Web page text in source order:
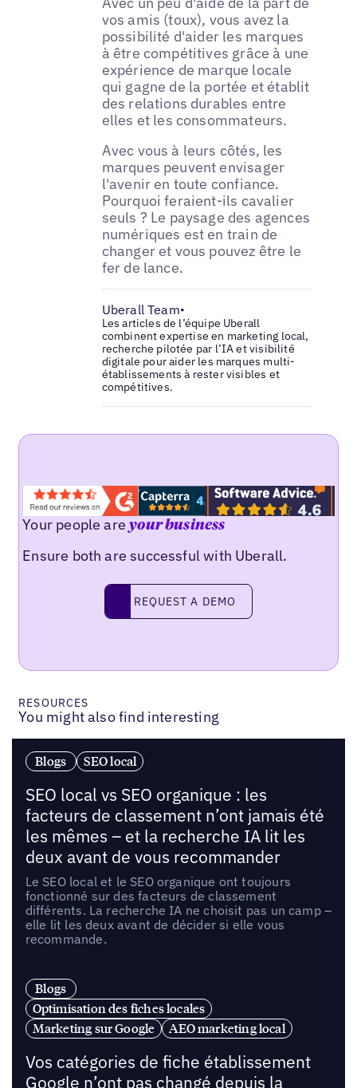
vos amis (toux), vous avez la
possibilité d'aider les marques
à être compétitives grâce à une
expérience de marque locale
qui gagne de la portée et établit
des relations durables entre
elles et les consommateurs.
Avec vous à leurs côtés, les
marques peuvent envisager
l'avenir en toute confiance.
Pourquoi feraient-ils cavalier
seuls ? Le paysage des agences
numériques est en train de
changer et vous pouvez être le
fer de lance.
Uberall Team•
Les articles de l’équipe Uberall
combinent expertise en marketing local,
recherche pilotée par l’IA et visibilité
digitale pour aider les marques multi-
établissements à rester visibles et
compétitives.
Your people areyour business
Ensure both are successful with Uberall.
Request a demo
REQUEST A DEMO
RESOURCES
You might also find interesting
Blogs SEO local
SEO local vs SEO organique : les
facteurs de classement n’ont jamais été
les mêmes – et la recherche IA lit les
deux avant de vous recommander
Le SEO local et le SEO organique ont toujours
fonctionné sur des facteurs de classement
différents. La recherche IA ne choisit pas un camp –
elle lit les deux avant de décider si elle vous
recommande.
Blogs
Optimisation des fiches locales
Marketing sur Google
AEO marketing local
Vos catégories de fiche établissement
Google n’ont pas changé depuis la